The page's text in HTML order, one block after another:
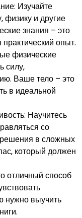
Изучайте
физику и другие
знания – это
опыт.
физические
силу‚
Ваше тело – это
в идеальной
Научитесь
со
в сложных
который должен
отличный способ
нужно выучить